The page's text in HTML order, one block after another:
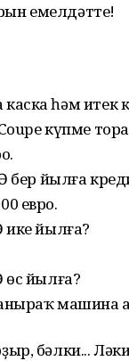
емелдәтте!
һәм итек
күпме
бер йылға
евро.
йылға?
өс йылға?
машина
бәлки...